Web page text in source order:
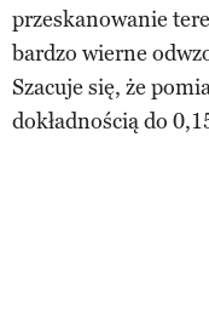
przeskanowanie
bardzo wierne
Szacuje się, że
dokładnością do